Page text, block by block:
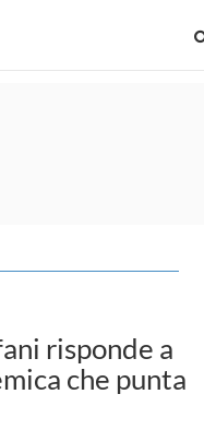
risponde a
che punta